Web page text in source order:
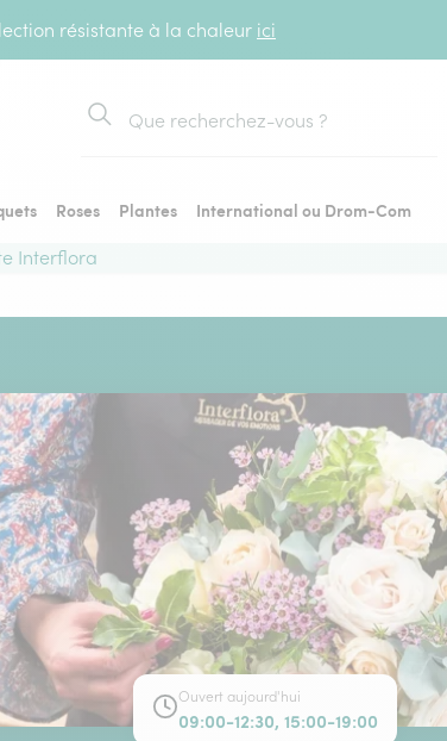
résistante à la chaleur ici
Rechercher
Roses Plantes
International ou Drom-Com
Interflora
Ouvert aujourd'hui
09:00-12:30, 15:00-19:00